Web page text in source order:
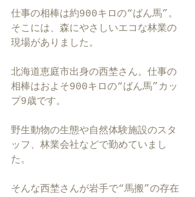
仕事の相棒は約900キロの“ばん馬”。
そこには、森にやさしいエコな林業の
現場がありました。
北海道恵庭市出身の西埜さん。仕事の
相棒はおよそ900キロの“ばん馬”カッ
プ9歳です。
野生動物の生態や自然体験施設のスタ
ッフ、林業会社などで勤めていまし
た。
そんな西埜さんが岩手で“馬搬”の存在